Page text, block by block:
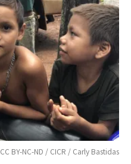
CC BY-NC-ND / CICR / Carly Bastidas